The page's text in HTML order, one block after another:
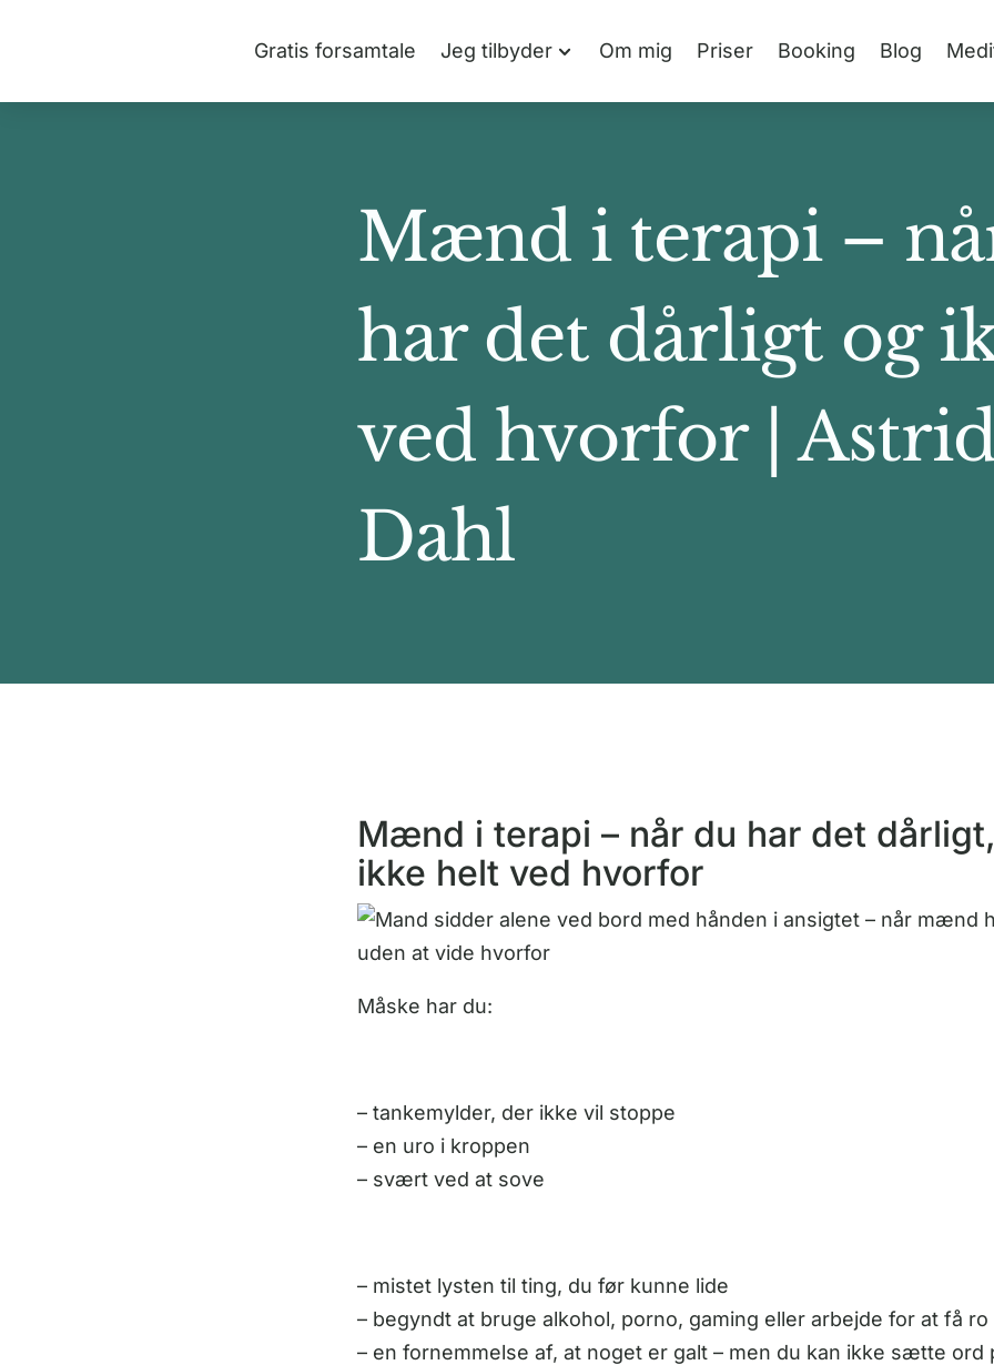
Gratis forsamtale Jeg tilbyder Om mig Priser Booking Blog
Mænd i terapi –
har det dårligt og
ved hvorfor |
Dahl
Mænd i terapi – når du har det
ikke helt ved hvorfor
Måske har du:
– tankemylder, der ikke vil stoppe
– en uro i kroppen
– svært ved at sove
– mistet lysten til ting, du før kunne lide
– begyndt at bruge alkohol, porno, gaming eller arbejde for at få ro
– en fornemmelse af, at noget er galt – men du kan ikke sætte ord